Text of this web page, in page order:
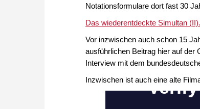
Notationsformulare dort fast 30
Das wiederentdeckte Simultan
Vor inzwischen auch schon 15
ausführlichen Beitrag hier auf der
Interview mit dem
Inzwischen ist auch eine alte